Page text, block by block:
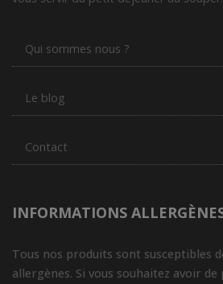
Qui sommes nous ?
Le blog
Contact
INFORMATIONS
Tous nos produits sont susceptibles
allergènes. Si vous souhaitez avoir de